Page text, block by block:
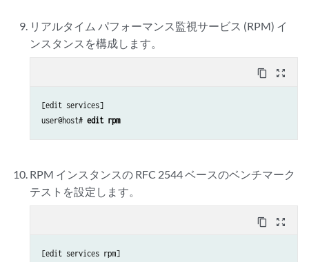
リアルタイム パフォーマンス監視サービス (RPM) イ
ンスタンスを構成します。
content_copy zoom_out_map
[edit services]
user@host# edit rpm
RPM インスタンスの RFC 2544 ベースのベンチマーク
テストを設定します。
content_copy zoom_out_map
[edit services rpm]